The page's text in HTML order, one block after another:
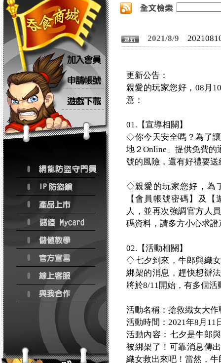
2021/8/9
更新公告：
親愛的玩家您好，08月
意：
01.【宣導相關】
◇你今天安全嗎？為了
地２Online」提供免費
號的風險，還有好禮要送
◇親愛的玩家您好，為
【會員帳號密碼】及
人，並再次強調官方人
碼資料，請多方小心求
02.【活動相關】
◇七夕到來，牛郎與織
綁架的消息，趕快想辦
將於8/11開始，有多個活
活動名稱：搶救織女大作
活動時間：2021年8月11
活動內容：七夕是牛郎
被綁架了！可靠消息傳
織女救出來吧！當然，